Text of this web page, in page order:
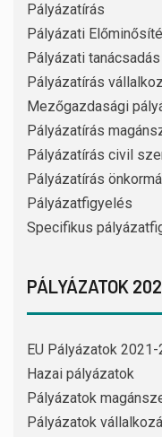
Pályázatírás
Pályázati
Pályázati tanácsadás
Pályázatírás
Mezőgazdasági
Pályázatírás
Pályázatírás civil
Pályázatírás
Pályázatfigyelés
Specifikus
PÁLYÁZATOK
EU Pályázatok
Hazai pályázatok
Pályázatok
Pályázatok